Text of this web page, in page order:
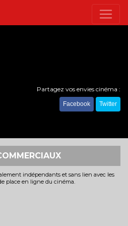
Partagez vos envies cinéma :
Facebook Twitter
indépendants et sans lien avec les
place en ligne du cinéma.